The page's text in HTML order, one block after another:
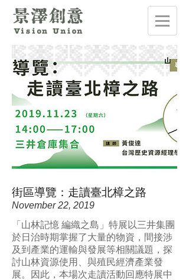
街區導覽：⾛讀臺北樟之路
November 22, 2019
「山林記憶 編織之島」特展以三井集團
於日治時期掌握了大量的物資，間接涉
及到產業的運輸與發展等相關議題，探
討山林資源使用、與殖⺠經濟產業發
展。因此，本場次走讀活動回應特展中